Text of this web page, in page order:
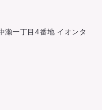
瀬一丁目4番地 イオンタ